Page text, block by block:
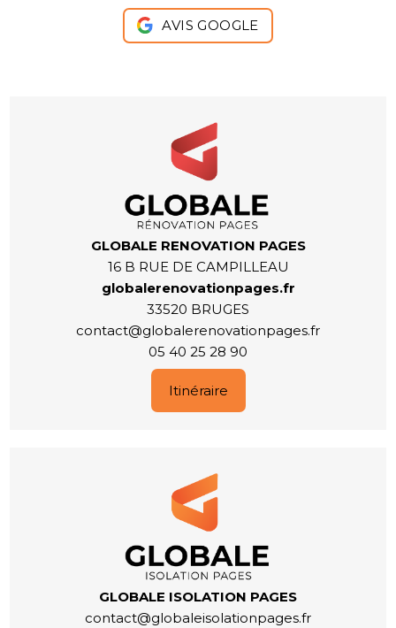
AVIS GOOGLE
GLOBALE RENOVATION PAGES
16 B RUE DE CAMPILLEAU
globalerenovationpages.fr
33520 BRUGES
contact@globalerenovationpages.fr
05 40 25 28 90
Itinéraire
GLOBALE ISOLATION PAGES
contact@globaleisolationpages.fr